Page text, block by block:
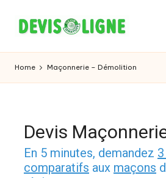
content
Home Maçonnerie – Démolition
Devis
En 5 minutes, demandez
comparatifs aux maçons